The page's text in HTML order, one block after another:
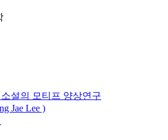
설의 모티프 양상연구
Jae Lee )